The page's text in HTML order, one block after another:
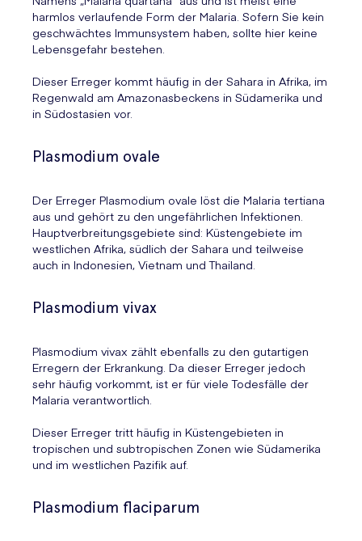
harmlos verlaufende Form der Malaria. Sofern Sie kein
geschwächtes Immunsystem haben, sollte hier keine
Lebensgefahr bestehen.
Dieser Erreger kommt häufig in der Sahara in Afrika, im
Regenwald am Amazonasbeckens in Südamerika und
in Südostasien vor.
Plasmodium ovale
Der Erreger Plasmodium ovale löst die Malaria tertiana
aus und gehört zu den ungefährlichen Infektionen.
Hauptverbreitungsgebiete sind: Küstengebiete im
westlichen Afrika, südlich der Sahara und teilweise
auch in Indonesien, Vietnam und Thailand.
Plasmodium vivax
Plasmodium vivax zählt ebenfalls zu den gutartigen
Erregern der Erkrankung. Da dieser Erreger jedoch
sehr häufig vorkommt, ist er für viele Todesfälle der
Malaria verantwortlich.
Dieser Erreger tritt häufig in Küstengebieten in
tropischen und subtropischen Zonen wie Südamerika
und im westlichen Pazifik auf.
Plasmodium flaciparum